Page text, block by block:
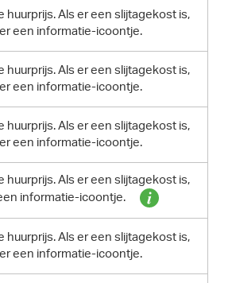
huurprijs. Als er een slijtagekost is,
een informatie-icoontje.
huurprijs. Als er een slijtagekost is,
een informatie-icoontje.
huurprijs. Als er een slijtagekost is,
een informatie-icoontje.
huurprijs. Als er een slijtagekost is,
informatie-icoontje.
huurprijs. Als er een slijtagekost is,
een informatie-icoontje.